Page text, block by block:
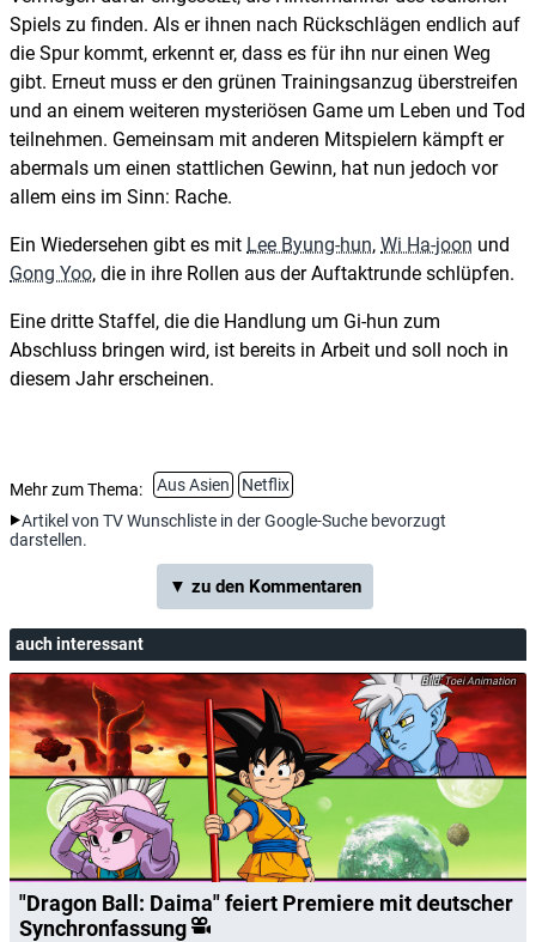
Spiels zu finden. Als er ihnen nach Rückschlägen endlich auf
die Spur kommt, erkennt er, dass es für ihn nur einen Weg
gibt. Erneut muss er den grünen Trainingsanzug überstreifen
und an einem weiteren mysteriösen Game um Leben und Tod
teilnehmen. Gemeinsam mit anderen Mitspielern kämpft er
abermals um einen stattlichen Gewinn, hat nun jedoch vor
allem eins im Sinn: Rache.
Ein Wiedersehen gibt es mit Lee Byung-hun, Wi Ha-joon und
Gong Yoo, die in ihre Rollen aus der Auftaktrunde schlüpfen.
Eine dritte Staffel, die die Handlung um Gi-hun zum
Abschluss bringen wird, ist bereits in Arbeit und soll noch in
diesem Jahr erscheinen.
Mehr zum Thema: Aus Asien
Netflix
Artikel von TV Wunschliste in der Google-Suche bevorzugt
darstellen.
▼ zu den Kommentaren
auch interessant
Toei Animation
"Dragon Ball: Daima" feiert Premiere mit deutscher
Synchronfassung